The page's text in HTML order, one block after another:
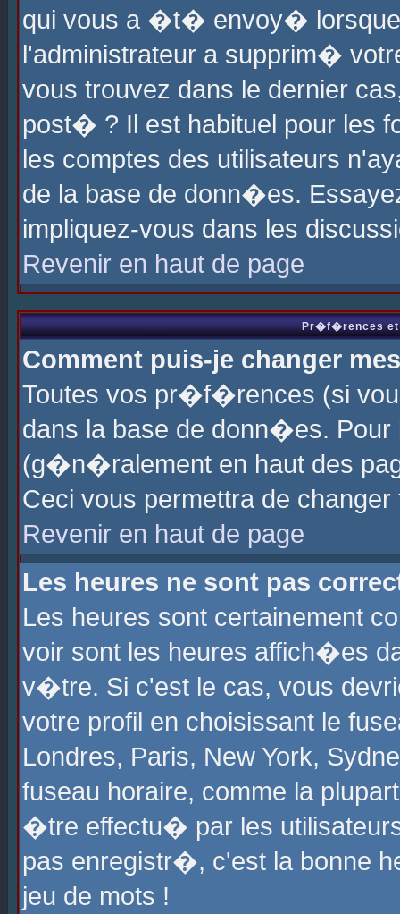
qui vous a �t� envoy�
l'administrateur a supprim�
vous trouvez dans le dernier
post� ? Il est habituel pour les
les comptes des utilisateurs
de la base de donn�es.
impliquez-vous dans les
Revenir en haut de page
Pr�f�rences et
Comment puis-je changer
Toutes vos pr�f�rences (si
dans la base de donn�es.
(g�n�ralement en haut des
Ceci vous permettra de
Revenir en haut de page
Les heures ne sont pas
Les heures sont certainement
voir sont les heures affich�es
v�tre. Si c'est le cas, vous
votre profil en choisissant le
Londres, Paris, New York,
fuseau horaire, comme la
�tre effectu� par les
pas enregistr�, c'est la bonne
jeu de mots !